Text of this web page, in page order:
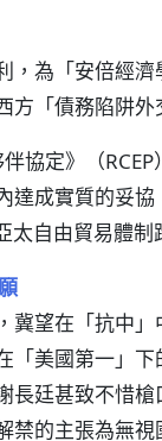
，為「安倍經
「債務陷阱外
協定》（
成實質的妥協
太自由貿易體制
冀望在「抗中
「美國第一」
長廷甚致不惜
禁的主張為無